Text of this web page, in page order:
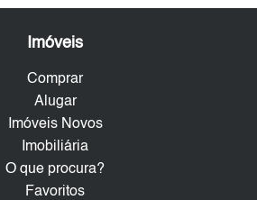
Imóveis
Comprar
Alugar
Imóveis Novos
Imobiliária
O que procura?
Favoritos